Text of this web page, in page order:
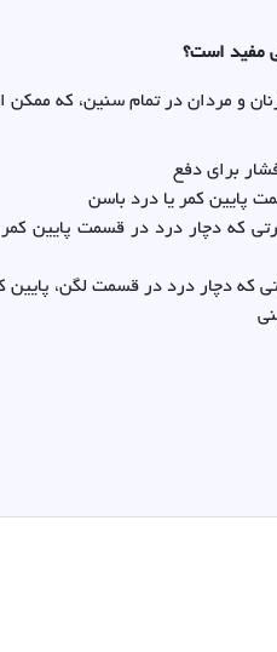
مفید است؟
و مردان در تمام سنین، که ممکن
برای دفع
پایین کمر یا درد باسن
که دچار درد در قسمت پایین
که دچار درد در قسمت لگن، پایین